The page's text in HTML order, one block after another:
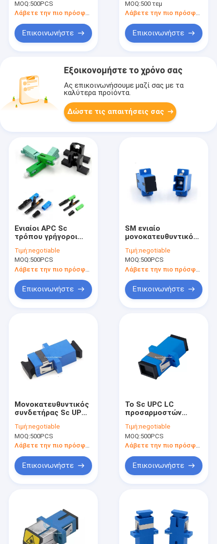
Προϊόντα
Περίπου εμείς
οπτικών ινών
MOQ:500PCS
Λάβετε την πιο πρόσφατη τιμή
Επικοινωνήστε
ινών
MOQ:500 τεμ
Λάβετε την πιο πρόσφατη τιμή
Επικοινωνήστε
Εξοικονομήστε το χρόνο σας
Ας επικοινωνήσουμε μαζί σας με τα
καλύτερα προϊόντα.
Δώστε τις απαιτήσεις σας
Ενιαίοι APC Sc
τρόπου γρήγοροι
2mm 3mm οπτικών
ινών
Τιμή:negotiable
MOQ:500PCS
Λάβετε την πιο πρόσφατη τιμή
Επικοινωνήστε
SM ενιαίο
μονοκατευθυντικό
οπτικών ινών Sc
UPC SX τρόπου στο
UPC
Τιμή:negotiable
MOQ:500PCS
Επικοινωνήστε
Μονοκατευθυντικός
συνδετήρας Sc UPC
οπτικών ινών
τρόπου Singl
Τιμή:negotiable
MOQ:500PCS
Λάβετε την πιο πρόσφατη τιμή
Επικοινωνήστε
Το Sc UPC LC
προσαρμοστών
OM4 συνδέει τον
ενιαίο τρόπο
Τιμή:negotiable
MOQ:500PCS
Λάβετε την πιο πρόσφατη τιμή
Επικοινωνήστε